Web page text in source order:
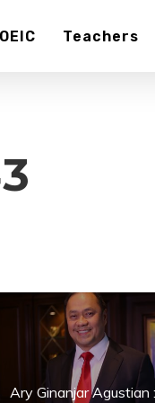
Teachers
Ary Ginanjar Agustian